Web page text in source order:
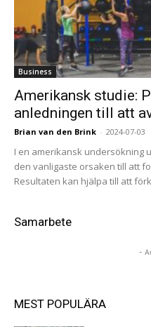
Business
Amerikansk studie:
anledningen till att
Brian van den Brink - 2024-07-03
I en amerikansk undersökning
den vanligaste orsaken till att
Resultaten kan hjälpa till att
Samarbete
-
MEST POPULÄRA